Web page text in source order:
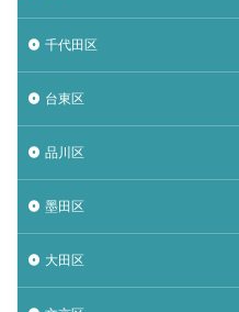
千代田区
台東区
品川区
墨田区
大田区